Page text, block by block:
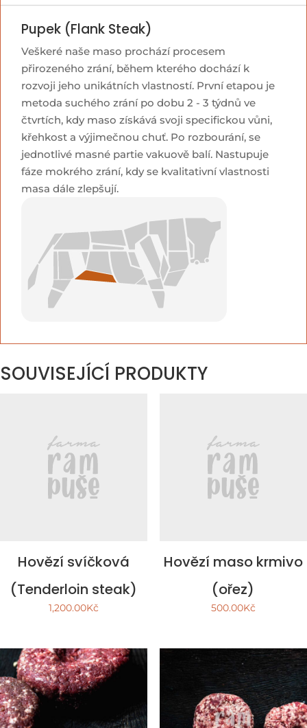
Pupek (Flank Steak)
Veškeré naše maso prochází procesem
přirozeného zrání, během kterého dochází k
rozvoji jeho unikátních vlastností. První etapou je
metoda suchého zrání po dobu 2 - 3 týdnů ve
čtvrtích, kdy maso získává svoji specifickou vůni,
křehkost a výjimečnou chuť. Po rozbourání, se
jednotlivé masné partie vakuově balí. Nastupuje
fáze mokrého zrání, kdy se kvalitativní vlastnosti
masa dále zlepšují.
SOUVISEJÍCÍ PRODUKTY
Hovězí svíčková
(Tenderloin steak)
1,200.00Kč
Hovězí maso krmivo
(ořez)
500.00Kč